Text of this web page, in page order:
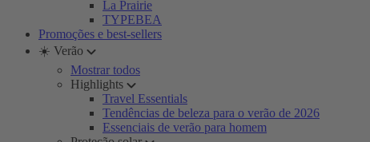
La Prairie
TYPEBEA
Promoções e best-sellers
☀️ Verão
Mostrar todos
Highlights
Travel Essentials
Tendências de beleza para o verão de 2026
Essenciais de verão para homem